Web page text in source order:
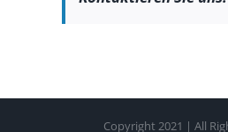
Copyright 2021 | All